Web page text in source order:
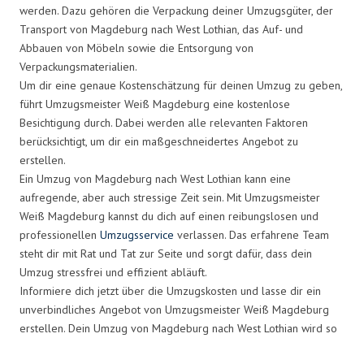
werden. Dazu gehören die Verpackung deiner Umzugsgüter, der
Transport von Magdeburg nach West Lothian, das Auf- und
Abbauen von Möbeln sowie die Entsorgung von
Verpackungsmaterialien.
Um dir eine genaue Kostenschätzung für deinen Umzug zu geben,
führt Umzugsmeister Weiß Magdeburg eine kostenlose
Besichtigung durch. Dabei werden alle relevanten Faktoren
berücksichtigt, um dir ein maßgeschneidertes Angebot zu
erstellen.
Ein Umzug von Magdeburg nach West Lothian kann eine
aufregende, aber auch stressige Zeit sein. Mit Umzugsmeister
Weiß Magdeburg kannst du dich auf einen reibungslosen und
professionellen Umzugsservice verlassen. Das erfahrene Team
steht dir mit Rat und Tat zur Seite und sorgt dafür, dass dein
Umzug stressfrei und effizient abläuft.
Informiere dich jetzt über die Umzugskosten und lasse dir ein
unverbindliches Angebot von Umzugsmeister Weiß Magdeburg
erstellen. Dein Umzug von Magdeburg nach West Lothian wird so